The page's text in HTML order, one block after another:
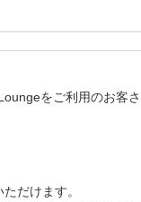
をご利用のお客
だけます。